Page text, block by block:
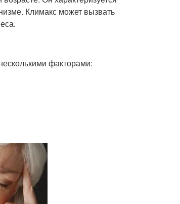
Климакс может вызвать
факторами: